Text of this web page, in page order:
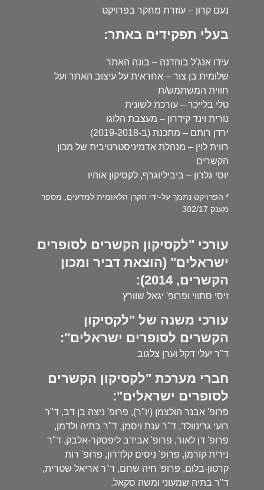
נעם קרון – עוזרת מחקר בפרויקט
בעלי תפקידים באתר:
עידו אנג'ל בוהדנה – בונה האתר
שלומית בן צור – אחראית על עיצוב האתר ועל
חווית המשתמש/ת
טלי בלייכר – עורכת לשונית
נורית וינד קידרון – מעצבת הלוגו
ירדן רותם – מתכנת (ב-2019-2018)
רווית לוין – מנהלת אדמיניסטרטיבית של מכון
הקשרים
יוסי גלרון – ביביליוגרף, לקסיקון אוהיו
* הפרויקט נתמך על-ידי הקרן הלאומית למדעים, מספר
מענק 302/17
עורכי "לקסיקון הקשרים לסופרים
ישראלים" (הוצאת דביר ומכון
הקשרים, 2014):
זיסי סתווי ופרופ' יגאל שוורץ
עורכי משנה של "לקסיקון
הקשרים לסופרים ישראלים":
ד"ר יעלי דקל וערן צלגוב
חברי מערכת "לקסיקון הקשרים
לסופרים ישראלים":
פרופ' אבנר הולצמן (יו"ר), פרופ' ניצה בן דב, ד"ר
רועי גרינוולד, ד"ר ענת ויסמן, ד"ר בתיה ולדמן,
פרופ' דן לאור, פרופ' אבידב ליפסקר-אלבק, ד"ר
נירית קורמן, פרופ' ניסים קלדרון, פרופ' רות
קרטון-בלום, פרופ' חיה שחם, ד"ר אריאל שטרית,
ד"ר בתיה שמעוני ומשה סקאל.